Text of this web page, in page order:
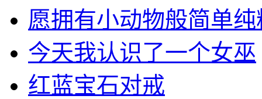
愿拥有小动物般简单纯
今天我认识了一个女巫
红蓝宝石对戒